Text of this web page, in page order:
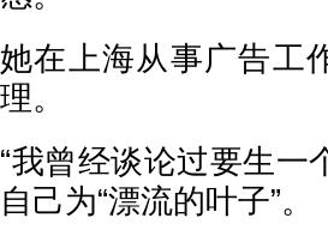
她在上海从事广告工
理。
“我曾经谈论过要生一
自己为“漂流的叶子”。